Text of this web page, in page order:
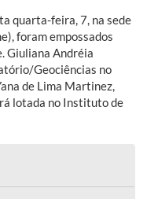
quarta-feira, 7, na sede
foram empossados
Giuliana Andréia
Geociências no
de Lima Martinez,
lotada no Instituto de